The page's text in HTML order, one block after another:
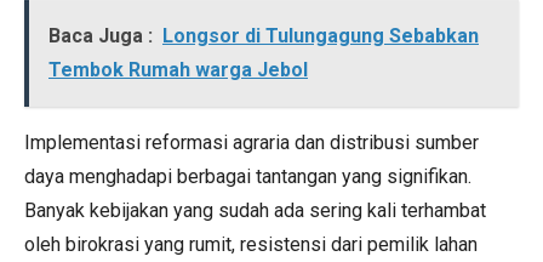
Baca Juga : Longsor di Tulungagung Sebabkan
Tembok Rumah warga Jebol
Implementasi reformasi agraria dan distribusi sumber
daya menghadapi berbagai tantangan yang signifikan.
Banyak kebijakan yang sudah ada sering kali terhambat
oleh birokrasi yang rumit, resistensi dari pemilik lahan